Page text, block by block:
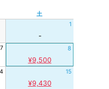
土
1
-
7 8
¥9,500
15
¥9,430